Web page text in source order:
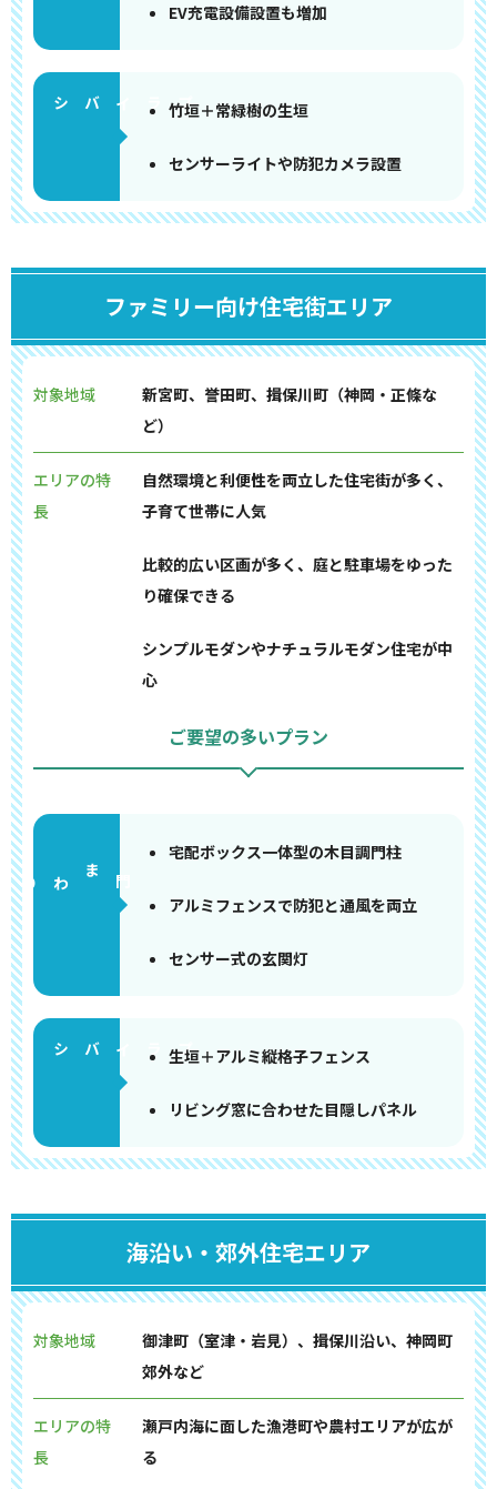
EV充電設備設置も増加
竹垣＋常緑樹の生垣
センサーライトや防犯カメラ設置
ファミリー向け住宅街エリア
対象地域
新宮町、誉田町、揖保川町（神岡・正條な
ど）
エリアの特
長
自然環境と利便性を両立した住宅街が多く、
子育て世帯に人気
比較的広い区画が多く、庭と駐車場をゆった
り確保できる
シンプルモダンやナチュラルモダン住宅が中
心
ご要望の多いプラン
門まわり
宅配ボックス一体型の木目調門柱
アルミフェンスで防犯と通風を両立
センサー式の玄関灯
生垣＋アルミ縦格子フェンス
リビング窓に合わせた目隠しパネル
海沿い・郊外住宅エリア
対象地域
御津町（室津・岩見）、揖保川沿い、神岡町
郊外など
エリアの特
長
瀬戸内海に面した漁港町や農村エリアが広が
る